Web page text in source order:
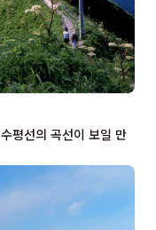
평선의 곡선이 보일 만